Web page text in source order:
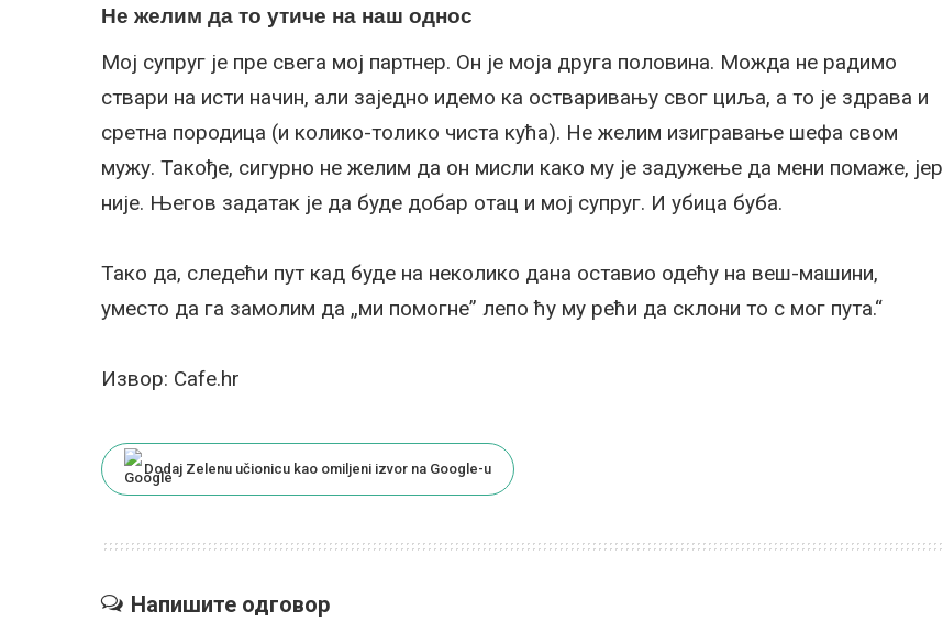
Не желим да то утиче на наш однос
Мој супруг је пре свега мој партнер. Он је моја друга половина. Можда не радимо
ствари на исти начин, али заједно идемо ка остваривању свог циља, а то је здрава и
сретна породица (и колико-толико чиста кућа). Не желим изигравање шефа свом
мужу. Такође, сигурно не желим да он мисли како му је задужење да мени помаже, јер
није. Његов задатак је да буде добар отац и мој супруг. И убица буба.
Тако да, следећи пут кад буде на неколико дана оставио одећу на веш-машини,
уместо да га замолим да „ми помогне” лепо ћу му рећи да склони то с мог пута.“
Извор: Cafe.hr
Dodaj Zelenu učionicu kao omiljeni izvor na Google-u
Напишите одговор